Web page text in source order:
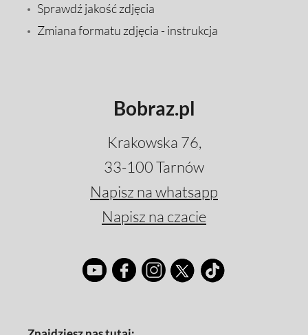
Sprawdź jakość zdjęcia
Zmiana formatu zdjęcia - instrukcja
Bobraz.pl
Krakowska 76,
33-100 Tarnów
Napisz na whatsapp
Napisz na czacie